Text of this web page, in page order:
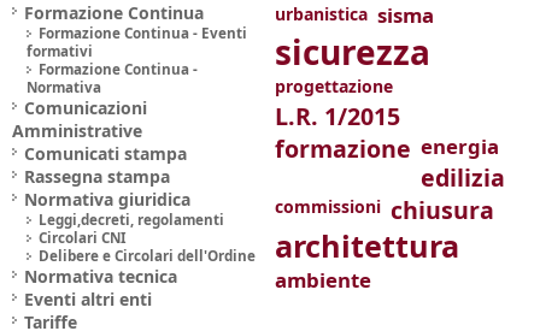
Formazione Continua
Formazione Continua - Eventi
formativi
Formazione Continua -
Normativa
Comunicazioni
Amministrative
Comunicati stampa
Rassegna stampa
Normativa giuridica
Leggi,decreti, regolamenti
Circolari CNI
Delibere e Circolari dell'Ordine
Normativa tecnica
Eventi altri enti
Tariffe
urbanistica sisma
sicurezza
progettazione
L.R. 1/2015
formazione energia
edilizia
commissioni chiusura
architettura
ambiente